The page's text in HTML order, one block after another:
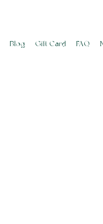
Blog Gift Card FAQ